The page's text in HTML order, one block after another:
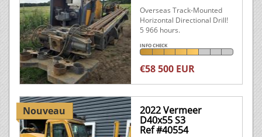
Overseas Track-Mounted
Horizontal Directional Drill!
5 966 hours.
INFO CHECK
€58 500 EUR
Nouveau 2022 Vermeer
D40x55 S3
Ref #40554